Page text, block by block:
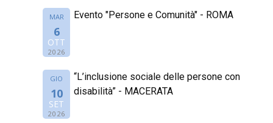
MAR
6
OTT
2026
Evento "Persone e Comunità" - ROMA
GIO
10
SET
2026
“L’inclusione sociale delle persone con
disabilità” - MACERATA